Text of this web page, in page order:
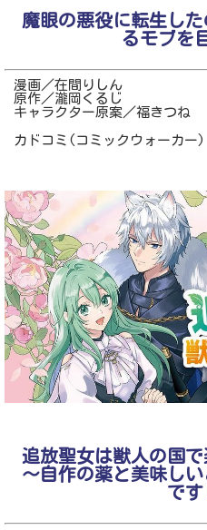
魔眼の悪役に転生し
るモブを
漫画／在間りしん
原作／瀧岡くるじ
キャラクター原案／福きつね
カドコミ(コミックウォーカー
追放聖女は獣人の国
～自作の薬と美味し
で